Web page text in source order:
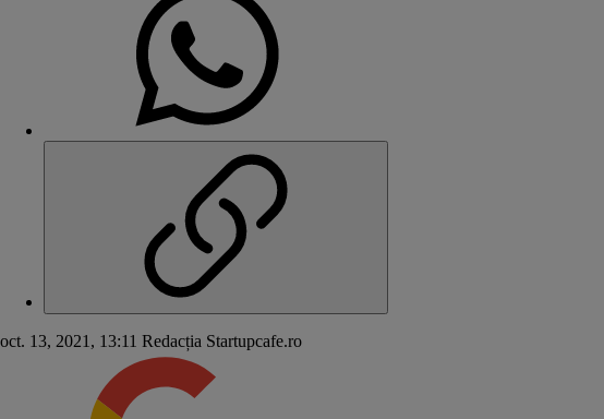
oct. 13, 2021, 13:11 Redacția Startupcafe.ro